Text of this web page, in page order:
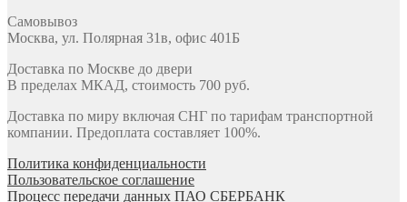
Самовывоз
Москва, ул. Полярная 31в, офис 401Б
Доставка по Москве до двери
В пределах МКАД, стоимость 700 руб.
Доставка по миру включая СНГ по тарифам транспортной
компании. Предоплата составляет 100%.
Политика конфиденциальности
Пользовательское соглашение
Процесс передачи данных ПАО СБЕРБАНК